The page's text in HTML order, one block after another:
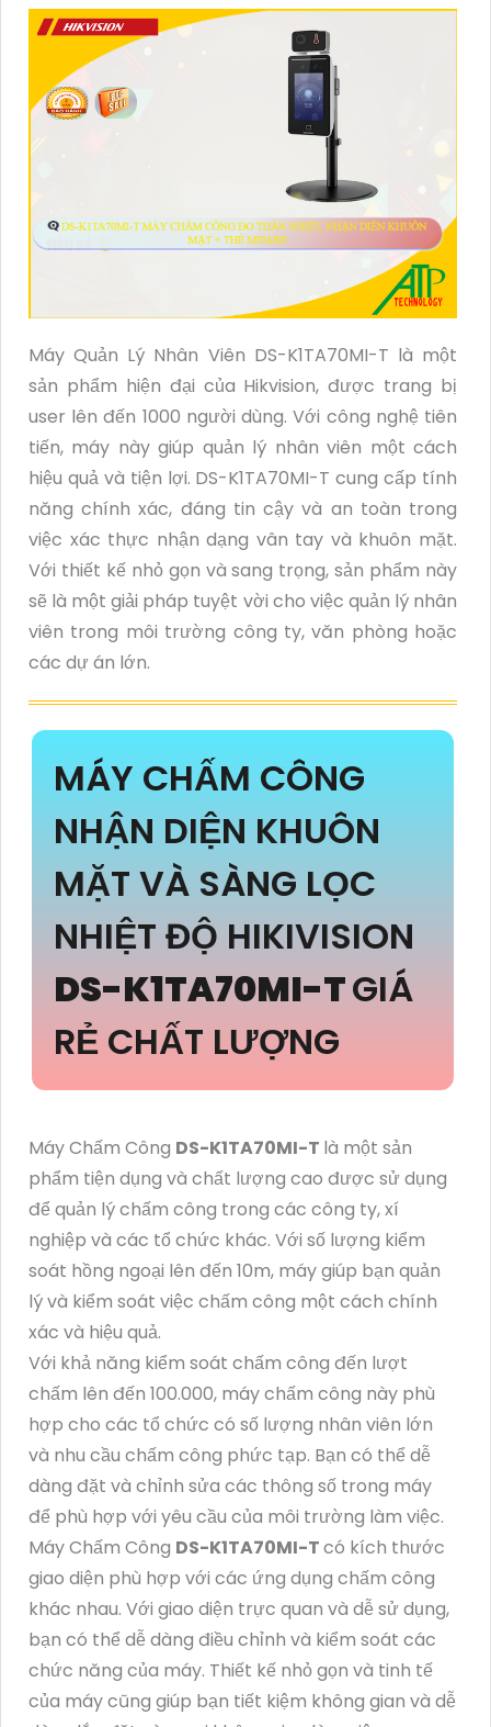
Máy Quản Lý Nhân Viên DS-K1TA70MI-T là một
sản phẩm hiện đại của Hikvision, được trang bị
user lên đến 1000 người dùng. Với công nghệ tiên
tiến, máy này giúp quản lý nhân viên một cách
hiệu quả và tiện lợi. DS-K1TA70MI-T cung cấp tính
năng chính xác, đáng tin cậy và an toàn trong
việc xác thực nhận dạng vân tay và khuôn mặt.
Với thiết kế nhỏ gọn và sang trọng, sản phẩm này
sẽ là một giải pháp tuyệt vời cho việc quản lý nhân
viên trong môi trường công ty, văn phòng hoặc
các dự án lớn.
MÁY CHẤM CÔNG
NHẬN DIỆN KHUÔN
MẶT VÀ SÀNG LỌC
NHIỆT ĐỘ HIKIVISION
DS-K1TA70MI-TGIÁ
RẺ CHẤT LƯỢNG
Máy Chấm Công DS-K1TA70MI-T là một sản
phẩm tiện dụng và chất lượng cao được sử dụng
để quản lý chấm công trong các công ty, xí
nghiệp và các tổ chức khác. Với số lượng kiểm
soát hồng ngoại lên đến 10m, máy giúp bạn quản
lý và kiểm soát việc chấm công một cách chính
xác và hiệu quả.
Với khả năng kiểm soát chấm công đến lượt
chấm lên đến 100.000, máy chấm công này phù
hợp cho các tổ chức có số lượng nhân viên lớn
và nhu cầu chấm công phức tạp. Bạn có thể dễ
dàng đặt và chỉnh sửa các thông số trong máy
để phù hợp với yêu cầu của môi trường làm việc.
Máy Chấm Công DS-K1TA70MI-Tcó kích thước
giao diện phù hợp với các ứng dụng chấm công
khác nhau. Với giao diện trực quan và dễ sử dụng,
bạn có thể dễ dàng điều chỉnh và kiểm soát các
chức năng của máy. Thiết kế nhỏ gọn và tinh tế
của máy cũng giúp bạn tiết kiệm không gian và dễ